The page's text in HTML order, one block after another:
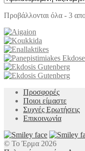
Προβάλλονται όλα - 3
Προσφορές
Ποιοι είμαστε
Συχνές Ερωτήσεις
Επικοινωνία
© Το Έρμα 2026